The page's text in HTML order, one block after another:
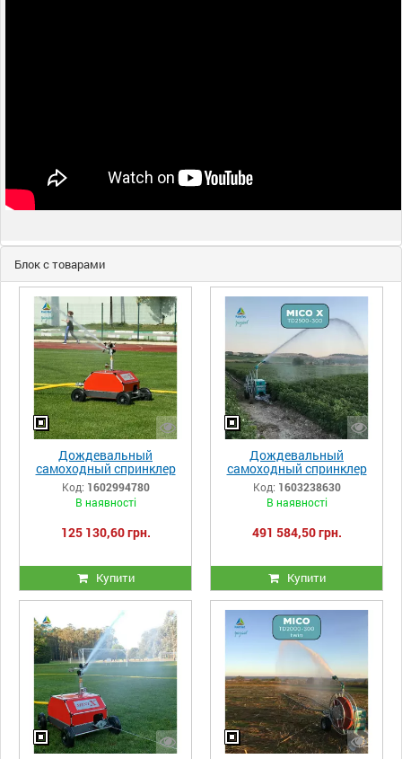
Блок с товарами
Дождевальный
самоходный спринклер
Irriforce Minix TD1250-120
с прицепным барабаном
Код: 1602994780
В наявності
125 130,60 грн.
Купити
Дождевальный
самоходный спринклер
Irriforce MICO X TD2500-
300
Код: 1603238630
В наявності
491 584,50 грн.
Купити